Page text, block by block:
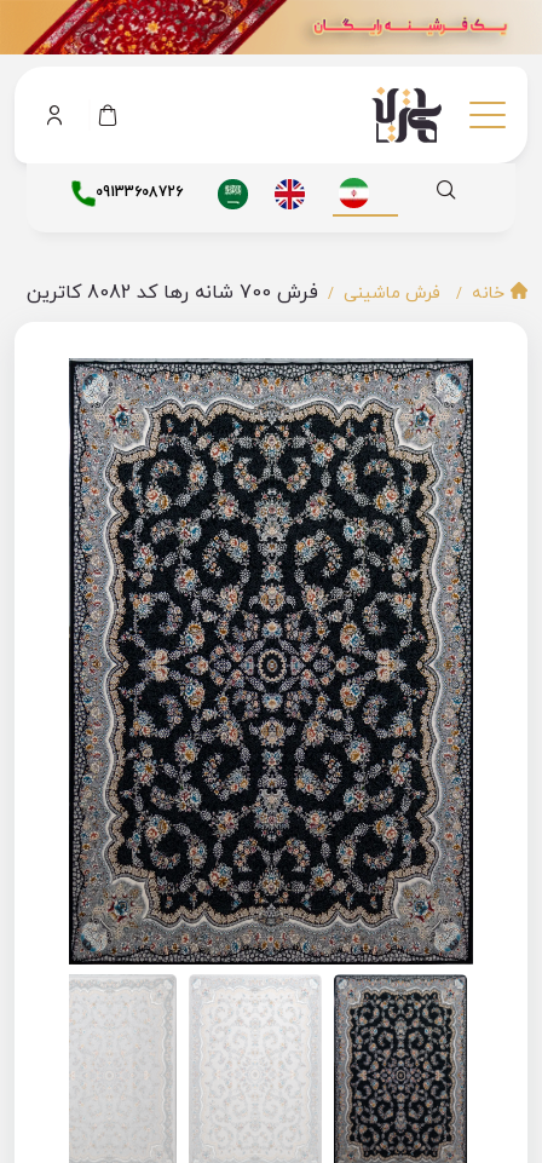
09133608726
خانه فرش ماشینی فرش 700 شانه رها کد 8082 کاترین